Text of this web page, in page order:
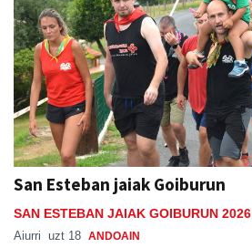
San Esteban jaiak Goiburun
SAN ESTEBAN JAIAK GOIBURUN 2026
Aiurri uzt 18 ANDOAIN